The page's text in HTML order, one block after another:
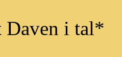
Daven i tal*